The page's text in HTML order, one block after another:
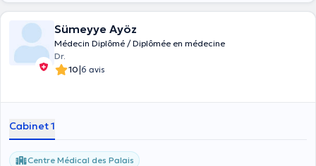
Sümeyye Ayöz
Médecin Diplômé / Diplômée en médecine
Dr.
10|6 avis
Cabinet 1
Centre Médical des Palais